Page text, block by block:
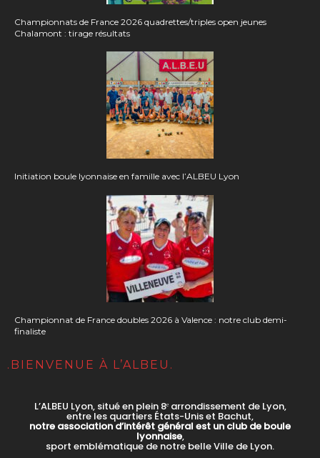
Championnats de France 2026 quadrettes/triples open jeunes
Chalamont : tirage résultats
Initiation boule lyonnaise en famille avec l’ALBEU Lyon
Championnat de France doubles 2026 à Valence : notre club demi-
finaliste
.BIENVENUE À L’ALBEU.
L’ALBEU Lyon, situé en plein 8ᵉ arrondissement de Lyon,
entre les quartiers États-Unis et Bachut,
notre association d’intérêt général est un club de boule
lyonnaise,
sport emblématique de notre belle Ville de Lyon.